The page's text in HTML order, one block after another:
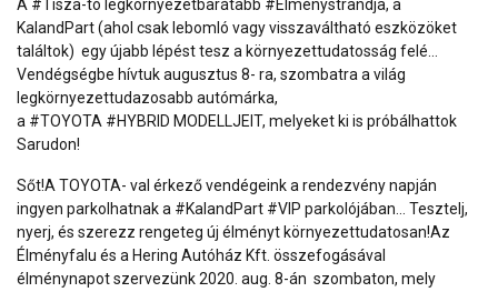
A #Tisza-tó legkörnyezetbarátabb #Élménystrandja, a
KalandPart (ahol csak lebomló vagy visszaváltható eszközöket
találtok) egy újabb lépést tesz a környezettudatosság felé...
Vendégségbe hívtuk augusztus 8- ra, szombatra a világ
legkörnyezettudazosabb autómárka,
a #TOYOTA #HYBRID MODELLJEIT, melyeket ki is próbálhattok
Sarudon!
Sőt!A TOYOTA- val érkező vendégeink a rendezvény napján
ingyen parkolhatnak a #KalandPart #VIP parkolójában... Tesztelj,
nyerj, és szerezz rengeteg új élményt környezettudatosan!Az
Élményfalu és a Hering Autóház Kft. összefogásával
élménynapot szervezünk 2020. aug. 8-án szombaton, mely